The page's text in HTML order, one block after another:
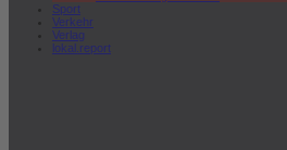
Sport
Verkehr
Verlag
lokal.report